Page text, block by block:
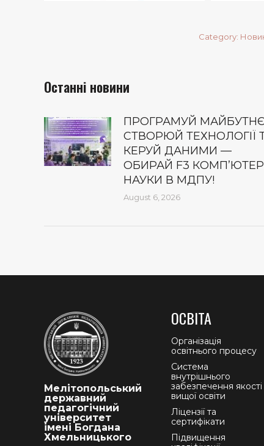
Category:
Останні новини
ПРОГРАМУЙ
СТВОРЮЙ ТЕХНОЛОГІЇ
КЕРУЙ ДАНИМИ —
ОБИРАЙ F3
НАУКИ В МДПУ!
August 6, 2026
Мелітопольський
державний
педагогічний
університет
імені Богдана
Хмельницького
ОСВІТА
Організація
освітнього процесу
Система
внутрішнього
забезпечення якості
вищої освіти
Ліцензії та
сертифікати
Підвищення